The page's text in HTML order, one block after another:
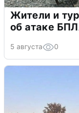
Жители и
об атаке
5 августа 0